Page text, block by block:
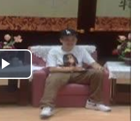
播
放